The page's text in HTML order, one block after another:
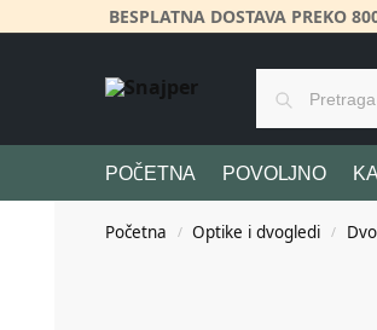
BESPLATNA DOSTAVA PREKO
POČETNA POVOLJNO
Početna / Optike i dvogledi /